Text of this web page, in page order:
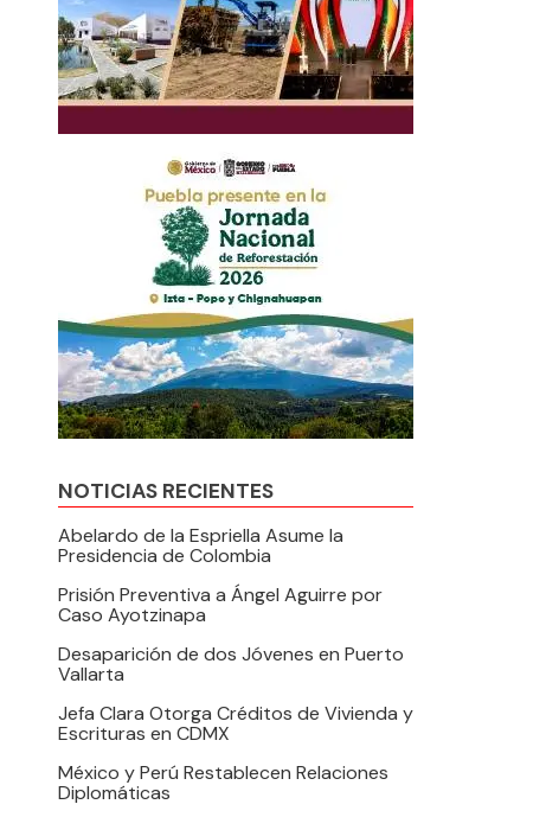
NOTICIAS RECIENTES
Abelardo de la Espriella Asume la
Presidencia de Colombia
Prisión Preventiva a Ángel Aguirre por
Caso Ayotzinapa
Desaparición de dos Jóvenes en Puerto
Vallarta
Jefa Clara Otorga Créditos de Vivienda y
Escrituras en CDMX
México y Perú Restablecen Relaciones
Diplomáticas